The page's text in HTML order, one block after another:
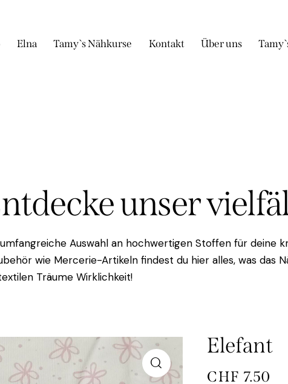
Elna Tamy`s Nähkurse Kontakt Über uns
unser
Auswahl an hochwertigen Stoffen für deine
wie Mercerie-Artikeln findest du hier alles, was das
Träume Wirklichkeit!
Elefant
CHF 7.50